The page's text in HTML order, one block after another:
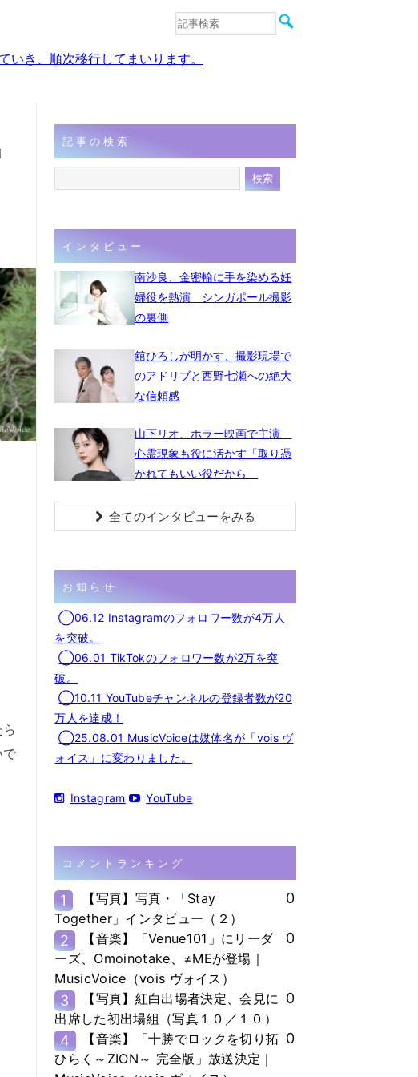
音楽
き、順次移行してまいります。
で
記事の検索
インタビュー
南沙良、金密輸に手を染める妊
婦役を熱演 シンガポール撮影
の裏側
舘ひろしが明かす、撮影現場で
のアドリブと西野七瀬への絶大
な信頼感
山下リオ、ホラー映画で主演
心霊現象も役に活かす「取り憑
かれてもいい役だから」
全てのインタビューをみる
お知らせ
◯06.12 Instagramのフォロワー数が4万人
を突破。
◯06.01 TikTokのフォロワー数が2万を突
破。
◯10.11 YouTubeチャンネルの登録者数が20
万人を達成！
◯25.08.01 MusicVoiceは媒体名が「vois ヴ
ォイス」に変わりました。
Instagram YouTube
コメントランキング
1
【写真】写真・「Stay
Together」インタビュー（２）
0
2
【音楽】「Venue101」にリーダ
ーズ、Omoinotake、≠MEが登場｜
MusicVoice（vois ヴォイス）
0
3
【写真】紅白出場者決定、会見に
出席した初出場組（写真１０／１０）
0
4
【音楽】「十勝でロックを切り拓
ひらく～ZION～ 完全版」放送決定｜
0